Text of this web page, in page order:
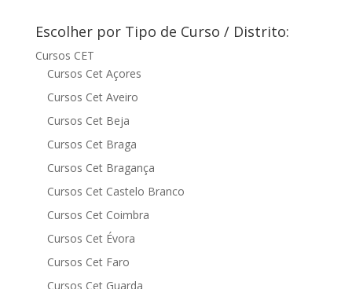
Escolher por Tipo de Curso / Distrito:
Cursos CET
Cursos Cet Açores
Cursos Cet Aveiro
Cursos Cet Beja
Cursos Cet Braga
Cursos Cet Bragança
Cursos Cet Castelo Branco
Cursos Cet Coimbra
Cursos Cet Évora
Cursos Cet Faro
Cursos Cet Guarda